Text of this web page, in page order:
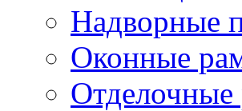
Надворные
Оконные
Отделочные